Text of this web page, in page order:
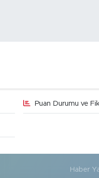
Puan Durumu ve
Haber